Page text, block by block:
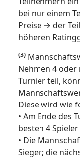
bei nur einem
Preise → der
höheren
(3)
Nehmen 4 oder
Turnier teil,
Diese wird wie
• Am Ende des
besten 4
• Die
Sieger; die